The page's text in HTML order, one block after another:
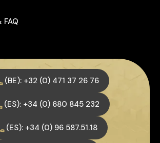
(BE): +32 (0) 471 37 26 76
(ES): +34 (0) 680 845 232
(ES): +34 (0) 96 587.51.18